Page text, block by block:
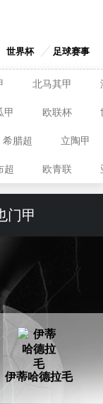
世界杯 足球赛事
北马其甲
甲 欧联杯
希腊超 立陶甲
超 欧青联
门甲
伊蒂哈德拉毛